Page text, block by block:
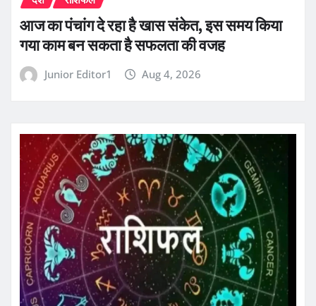
आज का पंचांग दे रहा है खास संकेत, इस समय किया
गया काम बन सकता है सफलता की वजह
Junior Editor1 Aug 4, 2026